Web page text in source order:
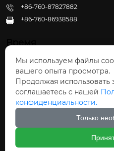
+86-760-87827882
 +86-760-86938588
Время
Пн - Пт: 09:30 - 22:00
Сб - Вс: 10:00 - 22:30
Авторское право©ООО
Кухонные
Мы используем файлы
вашего опыта просмотра.
Продолжая использовать
соглашаетесь с нашей
конфиденциальности.
Только